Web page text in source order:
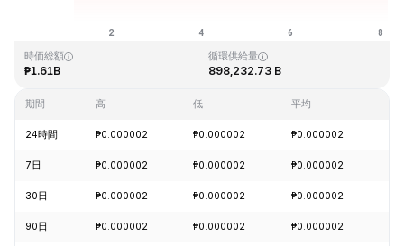
時価総額
₱1.61B
循環供給量
898,232.73 B
期間 高 低 平均
24時間 ₱0.000002 ₱0.000002 ₱0.000002
7日 ₱0.000002 ₱0.000002 ₱0.000002
30日 ₱0.000002 ₱0.000002 ₱0.000002
90日 ₱0.000002 ₱0.000002 ₱0.000002